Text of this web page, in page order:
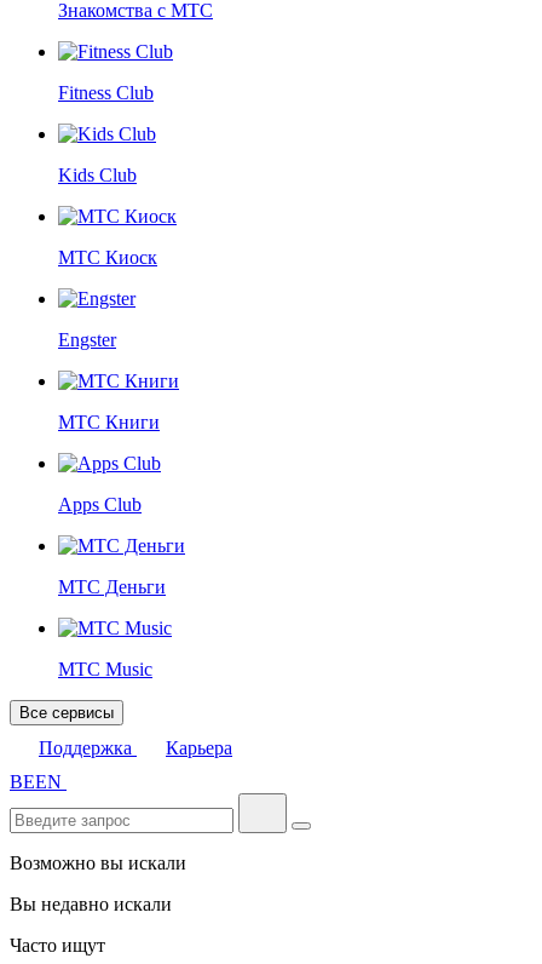
Знакомства с МТС
Fitness Club
Kids Club
МТС Киоск
Engster
МТС Книги
Apps Club
МТС Деньги
МТС Music
Все сервисы
Поддержка
Карьера
BEEN
Возможно вы искали
Вы недавно искали
Часто ищут